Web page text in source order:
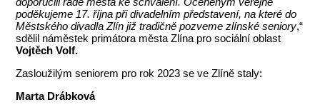
poděkujeme 17. října při divadelním představení, na které do
Městského divadla Zlín již tradičně pozveme zlínské seniory,“
sdělil náměstek primátora města Zlína pro sociální oblast
Vojtěch Volf.
Zasloužilým seniorem pro rok 2023 se ve Zlíně staly:
Marta Drábková